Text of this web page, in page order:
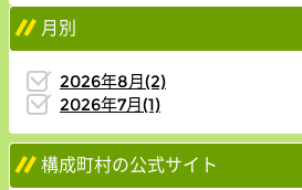
月別
2026年8月(2)
2026年7月(1)
構成町村の公式サイト